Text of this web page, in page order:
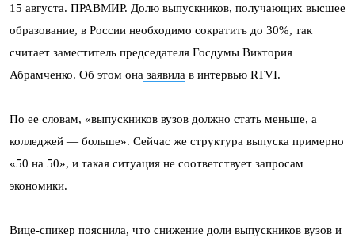
15 августа. ПРАВМИР. Долю выпускников, получающих высшее
образование, в России необходимо сократить до 30%, так
считает заместитель председателя Госдумы Виктория
Абрамченко. Об этом она заявила в интервью RTVI.
По ее словам, «выпускников вузов должно стать меньше, а
колледжей — больше». Сейчас же структура выпуска примерно
«50 на 50», и такая ситуация не соответствует запросам
экономики.
Вице-спикер пояснила, что снижение доли выпускников вузов и